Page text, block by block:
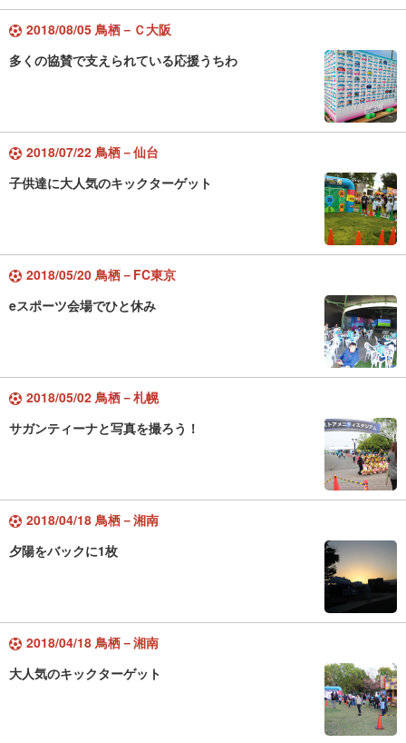
2018/08/05 鳥栖－Ｃ大阪
多くの協賛で支えられている応援うちわ
2018/07/22 鳥栖－仙台
子供達に大人気のキックターゲット
2018/05/20 鳥栖－FC東京
eスポーツ会場でひと休み
2018/05/02 鳥栖－札幌
サガンティーナと写真を撮ろう！
2018/04/18 鳥栖－湘南
夕陽をバックに1枚
2018/04/18 鳥栖－湘南
大人気のキックターゲット